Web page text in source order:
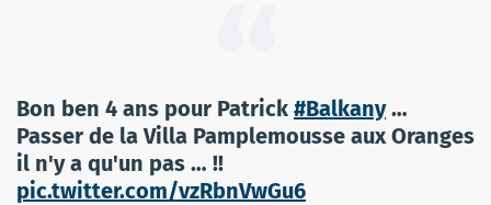
Bon ben 4 ans pour Patrick #Balkany…
Passer de la Villa Pamplemousse aux Oranges
il n'y a qu'un pas … !!
pic.twitter.com/vzRbnVwGu6